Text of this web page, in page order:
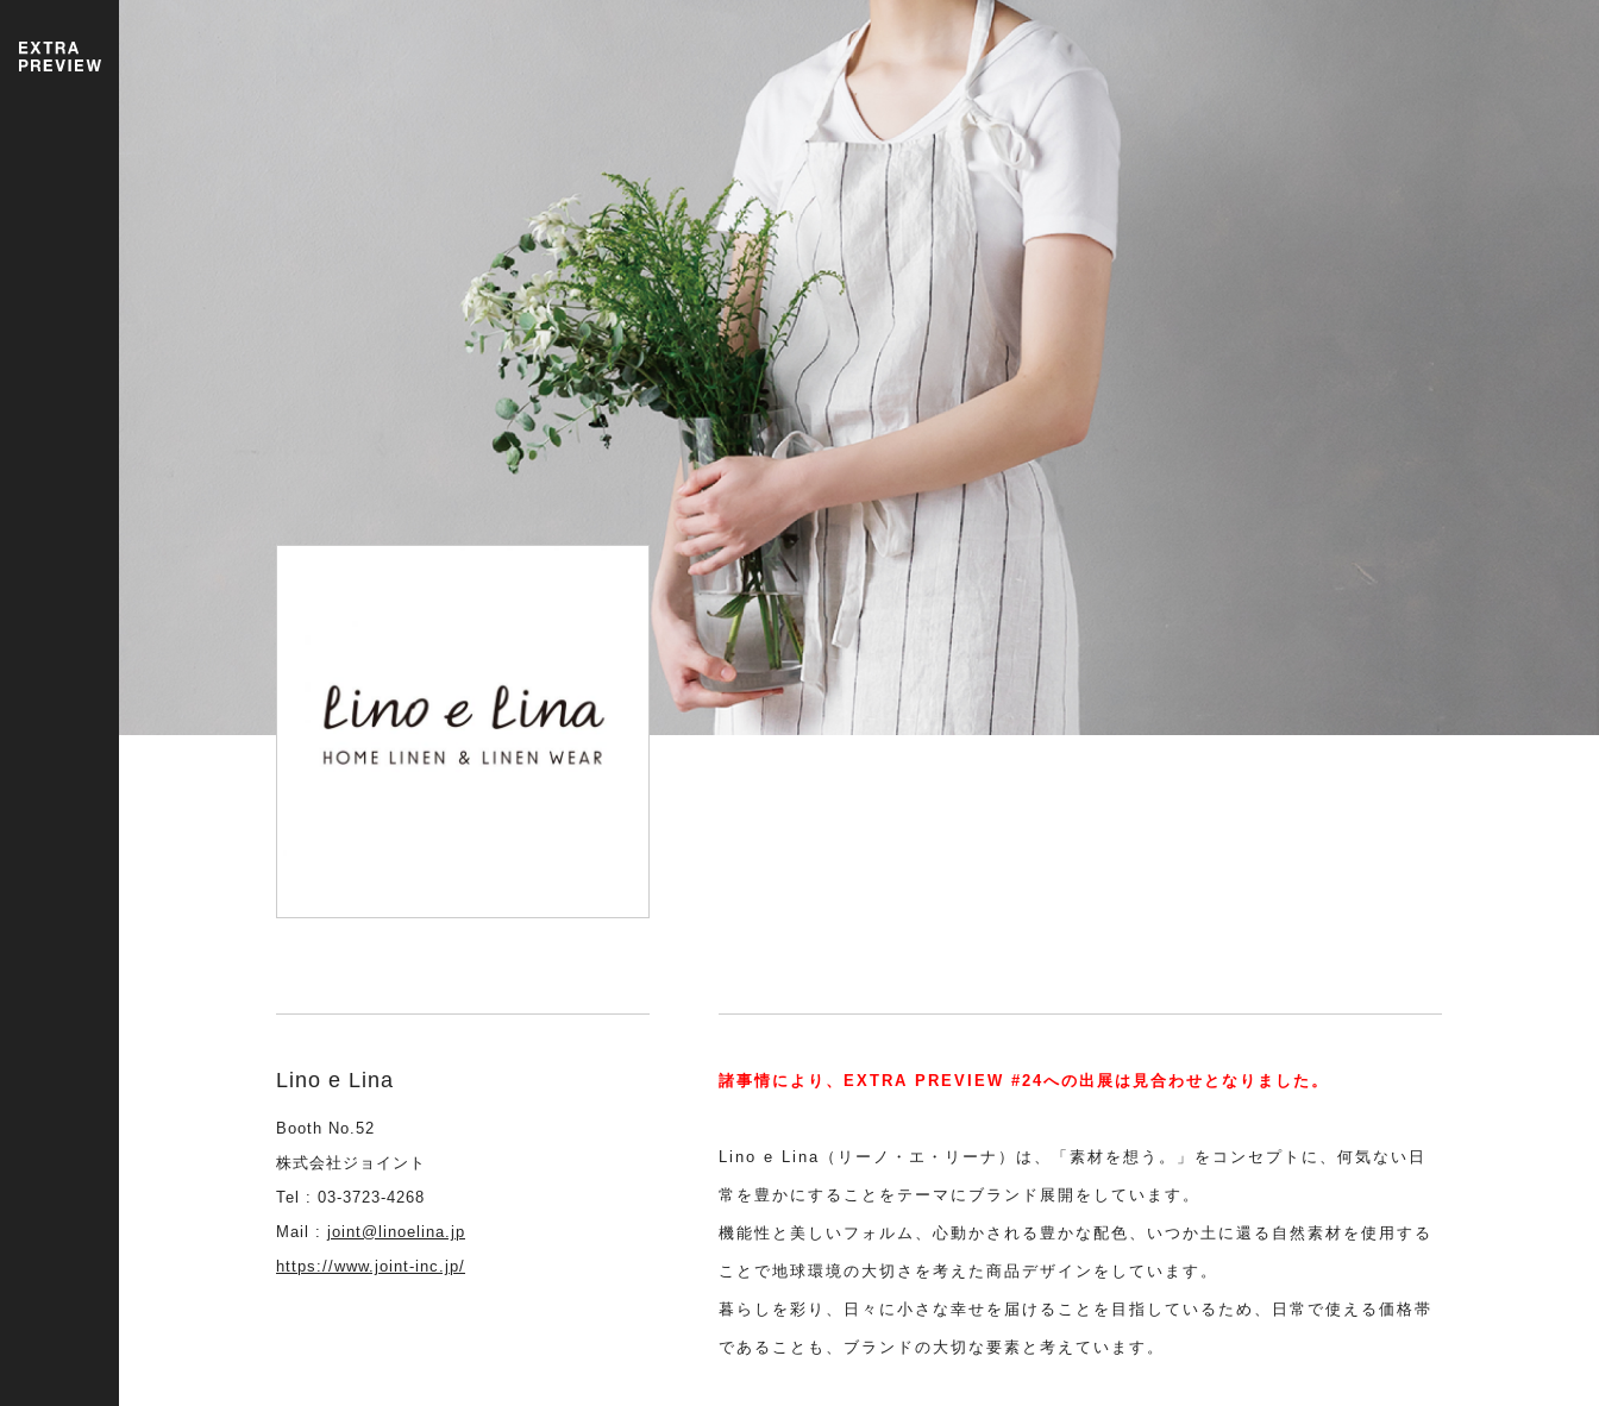
Lino e Lina
Booth No.52
株式会社ジョイント
Tel : 03-3723-4268
Mail : joint@linoelina.jp
https://www.joint-inc.jp/
諸事情により、EXTRA PREVIEW #24への出展は見合わせとなりました。
Lino e Lina（リーノ・エ・リーナ）は、「素材を想う。」をコンセプトに、何気ない日
常を豊かにすることをテーマにブランド展開をしています。
機能性と美しいフォルム、心動かされる豊かな配色、いつか土に還る自然素材を使用する
ことで地球環境の大切さを考えた商品デザインをしています。
暮らしを彩り、日々に小さな幸せを届けることを目指しているため、日常で使える価格帯
であることも、ブランドの大切な要素と考えています。